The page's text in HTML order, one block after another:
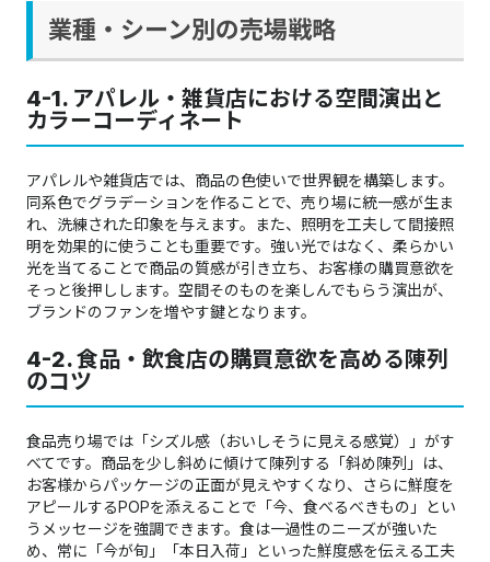
業種・シーン別の売場戦略
4-1. アパレル・雑貨店における空間演出と
カラーコーディネート
アパレルや雑貨店では、商品の色使いで世界観を構築します。
同系色でグラデーションを作ることで、売り場に統一感が生ま
れ、洗練された印象を与えます。また、照明を工夫して間接照
明を効果的に使うことも重要です。強い光ではなく、柔らかい
光を当てることで商品の質感が引き立ち、お客様の購買意欲を
そっと後押しします。空間そのものを楽しんでもらう演出が、
ブランドのファンを増やす鍵となります。
4-2. 食品・飲食店の購買意欲を高める陳列
のコツ
食品売り場では「シズル感（おいしそうに見える感覚）」がす
べてです。商品を少し斜めに傾けて陳列する「斜め陳列」は、
お客様からパッケージの正面が見えやすくなり、さらに鮮度を
アピールするPOPを添えることで「今、食べるべきもの」とい
うメッセージを強調できます。食は一過性のニーズが強いた
め、常に「今が旬」「本日入荷」といった鮮度感を伝える工夫